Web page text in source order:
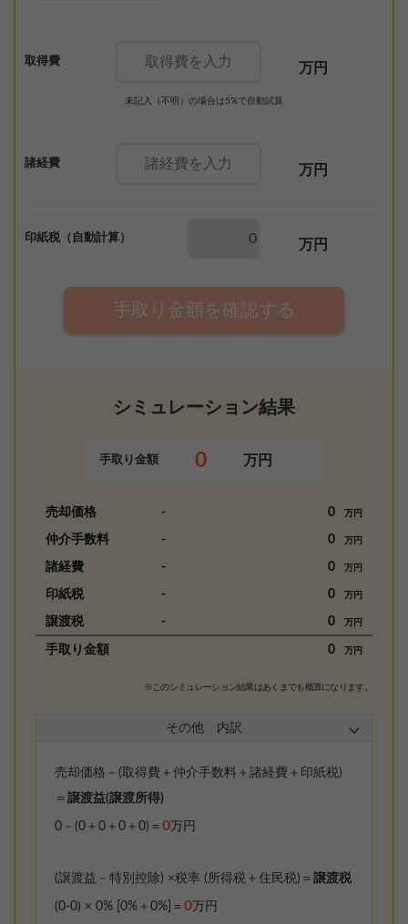
取得費 万円
未記入（不明）の場合は5%で自動試算
諸経費 万円
印紙税（自動計算） 万円
手取り金額を確認する
シミュレーション結果
手取り金額 0 万円
売却価格 - 0 万円
仲介手数料 - 0 万円
諸経費 - 0 万円
印紙税 - 0 万円
譲渡税 - 0 万円
手取り金額 0 万円
※このシミュレーション結果はあくまでも概算になります。
その他 内訳
売却価格－(取得費＋仲介手数料＋諸経費＋印紙税)
＝ 譲渡益(譲渡所得)
0 －(0 ＋ 0 ＋ 0 ＋ 0)＝ 0万円
(譲渡益－特別控除) ×税率 (所得税＋住民税)＝ 譲渡税
(0-0) × 0% [0%＋0%] ＝ 0万円